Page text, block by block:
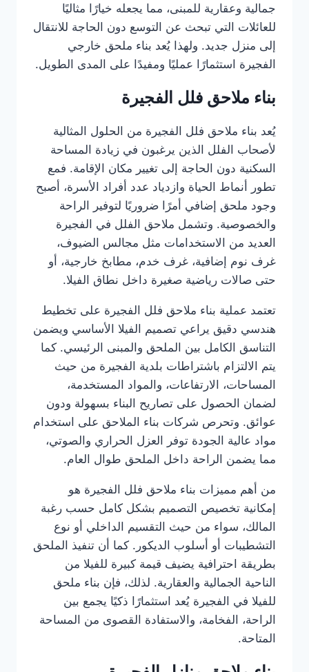
جمالية وعقارية للمبنى، مما يجعله خيارًا مثاليًا
للعائلات التي تبحث عن التوسع دون الحاجة للانتقال
إلى منزل جديد. ولهذا يُعد بناء ملحق خارجي
الفجيرة استثمارًا عمليًا ومفيدًا على المدى الطويل.
بناء ملاحق فلل الفجيرة
يُعد بناء ملاحق فلل الفجيرة من الحلول المثالية
لأصحاب الفلل الذين يرغبون في زيادة المساحة
السكنية دون الحاجة إلى تغيير مكان الإقامة. فمع
تطور أنماط الحياة وازدياد عدد أفراد الأسرة، أصبح
وجود ملحق إضافي أمرًا ضروريًا لتوفير الراحة
والخصوصية. وتشمل ملاحق الفلل في الفجيرة
العديد من الاستخدامات مثل مجالس الضيوف،
غرف نوم إضافية، غرف خدم، مطابخ خارجية، أو
حتى صالات رياضية صغيرة داخل نطاق الفيلا.
تعتمد عملية بناء ملاحق فلل الفجيرة على تخطيط
هندسي دقيق يراعي تصميم الفيلا الأساسي ويضمن
التناسق الكامل بين الملحق والمبنى الرئيسي. كما
يتم الالتزام باشتراطات بلدية الفجيرة من حيث
المساحات، الارتفاعات، والمواد المستخدمة،
لضمان الحصول على تصاريح البناء بسهولة ودون
عوائق. وتحرص شركات بناء الملاحق على استخدام
مواد عالية الجودة توفر العزل الحراري والصوتي،
مما يضمن الراحة داخل الملحق طوال العام.
من أهم مميزات بناء ملاحق فلل الفجيرة هو
إمكانية تخصيص التصميم بشكل كامل حسب رغبة
المالك، سواء من حيث التقسيم الداخلي أو نوع
التشطيبات أو أسلوب الديكور. كما أن تنفيذ الملحق
بطريقة احترافية يضيف قيمة كبيرة للفيلا من
الناحية الجمالية والعقارية. لذلك، فإن بناء ملحق
للفيلا في الفجيرة يُعد استثمارًا ذكيًا يجمع بين
الراحة، الفخامة، والاستفادة القصوى من المساحة
المتاحة.